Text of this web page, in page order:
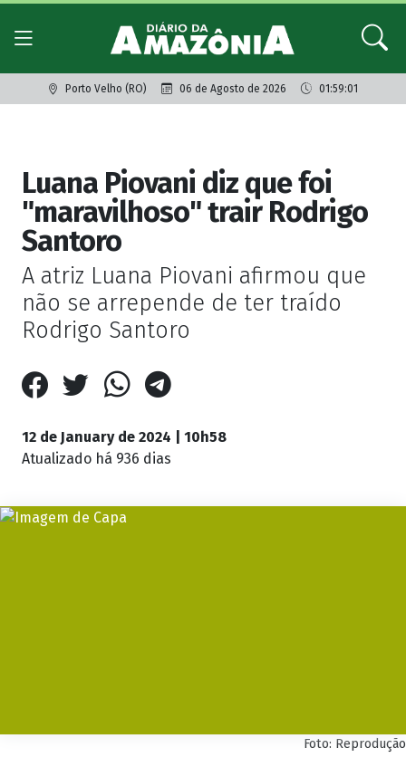
Porto Velho (RO) 06 de Agosto de 2026 01:59:01
Luana Piovani diz que foi
"maravilhoso" trair Rodrigo
Santoro
A atriz Luana Piovani afirmou que
não se arrepende de ter traído
Rodrigo Santoro
12 de January de 2024 | 10h58
Atualizado há 936 dias
Foto: Reprodução